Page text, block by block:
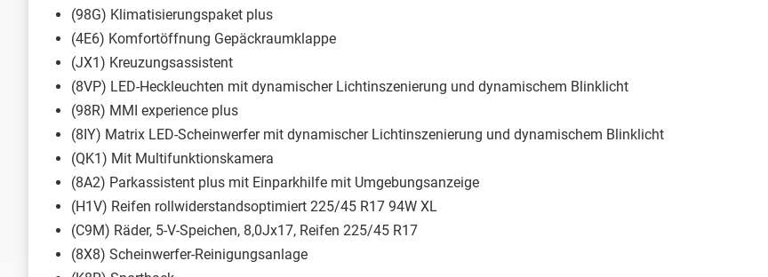
(98G) Klimatisierungspaket plus
(4E6) Komfortöffnung Gepäckraumklappe
(JX1) Kreuzungsassistent
(8VP) LED-Heckleuchten mit dynamischer Lichtinszenierung und dynamischem Blinklicht
(98R) MMI experience plus
(8IY) Matrix LED-Scheinwerfer mit dynamischer Lichtinszenierung und dynamischem Blinklicht
(QK1) Mit Multifunktionskamera
(8A2) Parkassistent plus mit Einparkhilfe mit Umgebungsanzeige
(H1V) Reifen rollwiderstandsoptimiert 225/45 R17 94W XL
(C9M) Räder, 5-V-Speichen, 8,0Jx17, Reifen 225/45 R17
(8X8) Scheinwerfer-Reinigungsanlage